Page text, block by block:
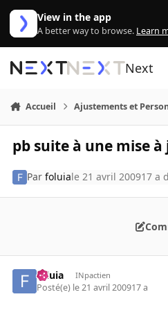
Aller au contenu
View in the app
A better way to browse. Learn
Next
Accueil Ajustements et
pb suite à une mise à
Parfoluiale 21 avril 200917 a
foluia INpactien
Posté(e) le 21 avril 200917 a